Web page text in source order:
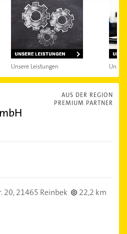
Unsere Leistungen
AUS DER REGION
PREMIUM PARTNER
20,21465 Reinbek
22,2 km